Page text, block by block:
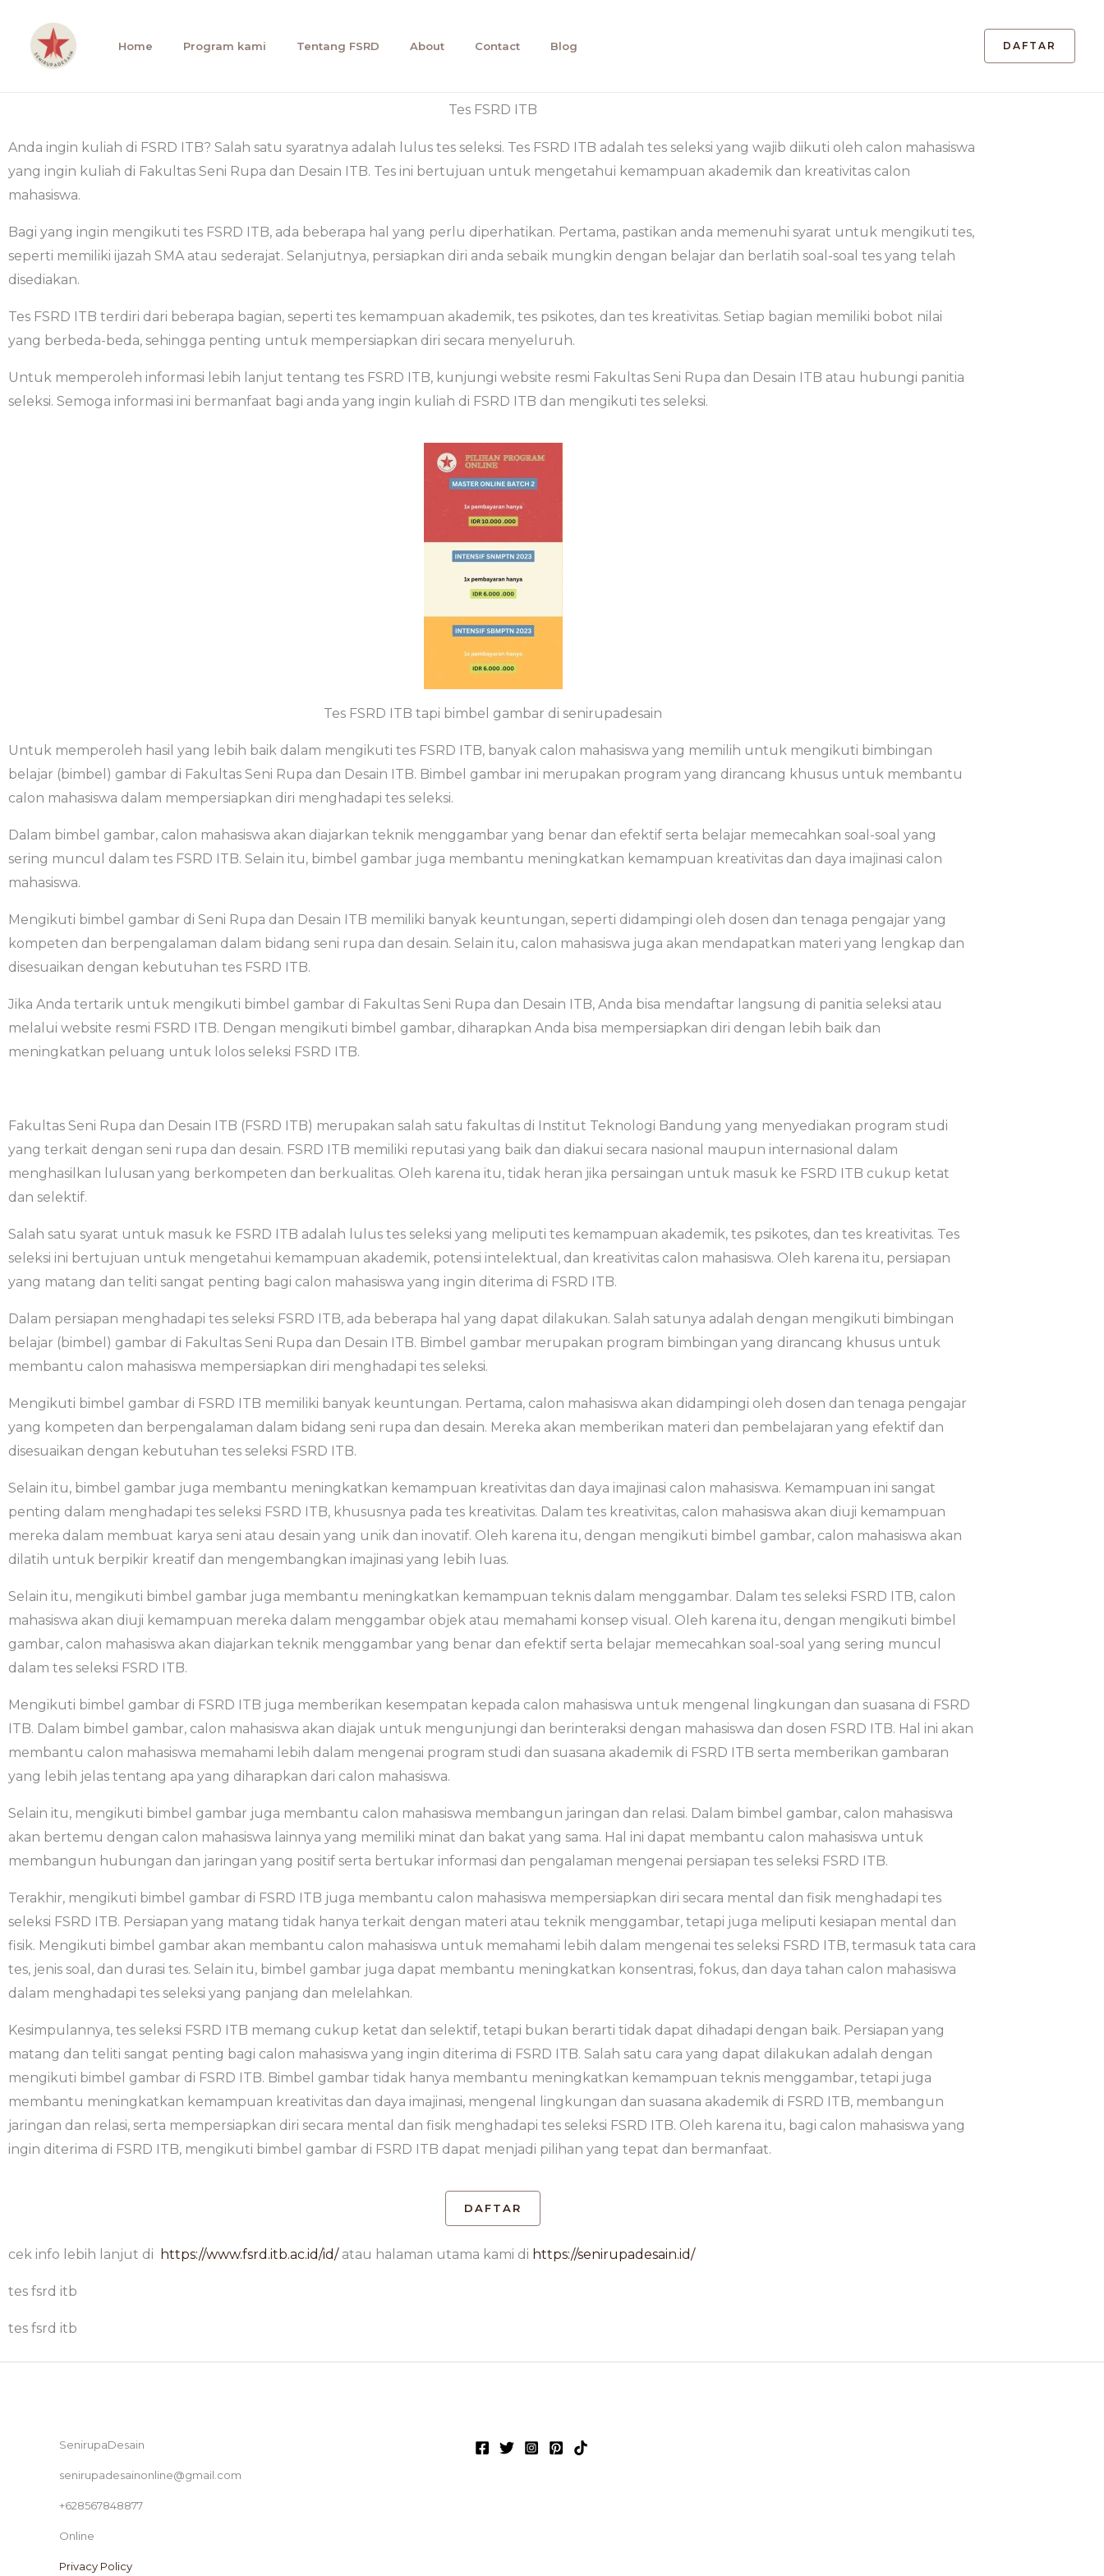
content
Home Program kami Tentang FSRD About Contact Blog DAFTAR
Tes FSRD ITB
Anda ingin kuliah di FSRD ITB? Salah satu syaratnya adalah lulus tes seleksi. Tes FSRD ITB adalah tes seleksi yang wajib diikuti oleh calon mahasiswa
yang ingin kuliah di Fakultas Seni Rupa dan Desain ITB. Tes ini bertujuan untuk mengetahui kemampuan akademik dan kreativitas calon
mahasiswa.
Bagi yang ingin mengikuti tes FSRD ITB, ada beberapa hal yang perlu diperhatikan. Pertama, pastikan anda memenuhi syarat untuk mengikuti tes,
seperti memiliki ijazah SMA atau sederajat. Selanjutnya, persiapkan diri anda sebaik mungkin dengan belajar dan berlatih soal-soal tes yang telah
disediakan.
Tes FSRD ITB terdiri dari beberapa bagian, seperti tes kemampuan akademik, tes psikotes, dan tes kreativitas. Setiap bagian memiliki bobot nilai
yang berbeda-beda, sehingga penting untuk mempersiapkan diri secara menyeluruh.
Untuk memperoleh informasi lebih lanjut tentang tes FSRD ITB, kunjungi website resmi Fakultas Seni Rupa dan Desain ITB atau hubungi panitia
seleksi. Semoga informasi ini bermanfaat bagi anda yang ingin kuliah di FSRD ITB dan mengikuti tes seleksi.
Tes FSRD ITB tapi bimbel gambar di senirupadesain
Untuk memperoleh hasil yang lebih baik dalam mengikuti tes FSRD ITB, banyak calon mahasiswa yang memilih untuk mengikuti bimbingan
belajar (bimbel) gambar di Fakultas Seni Rupa dan Desain ITB. Bimbel gambar ini merupakan program yang dirancang khusus untuk membantu
calon mahasiswa dalam mempersiapkan diri menghadapi tes seleksi.
Dalam bimbel gambar, calon mahasiswa akan diajarkan teknik menggambar yang benar dan efektif serta belajar memecahkan soal-soal yang
sering muncul dalam tes FSRD ITB. Selain itu, bimbel gambar juga membantu meningkatkan kemampuan kreativitas dan daya imajinasi calon
mahasiswa.
Mengikuti bimbel gambar di Seni Rupa dan Desain ITB memiliki banyak keuntungan, seperti didampingi oleh dosen dan tenaga pengajar yang
kompeten dan berpengalaman dalam bidang seni rupa dan desain. Selain itu, calon mahasiswa juga akan mendapatkan materi yang lengkap dan
disesuaikan dengan kebutuhan tes FSRD ITB.
Jika Anda tertarik untuk mengikuti bimbel gambar di Fakultas Seni Rupa dan Desain ITB, Anda bisa mendaftar langsung di panitia seleksi atau
melalui website resmi FSRD ITB. Dengan mengikuti bimbel gambar, diharapkan Anda bisa mempersiapkan diri dengan lebih baik dan
meningkatkan peluang untuk lolos seleksi FSRD ITB.
Fakultas Seni Rupa dan Desain ITB (FSRD ITB) merupakan salah satu fakultas di Institut Teknologi Bandung yang menyediakan program studi
yang terkait dengan seni rupa dan desain. FSRD ITB memiliki reputasi yang baik dan diakui secara nasional maupun internasional dalam
menghasilkan lulusan yang berkompeten dan berkualitas. Oleh karena itu, tidak heran jika persaingan untuk masuk ke FSRD ITB cukup ketat
dan selektif.
Salah satu syarat untuk masuk ke FSRD ITB adalah lulus tes seleksi yang meliputi tes kemampuan akademik, tes psikotes, dan tes kreativitas. Tes
seleksi ini bertujuan untuk mengetahui kemampuan akademik, potensi intelektual, dan kreativitas calon mahasiswa. Oleh karena itu, persiapan
yang matang dan teliti sangat penting bagi calon mahasiswa yang ingin diterima di FSRD ITB.
Dalam persiapan menghadapi tes seleksi FSRD ITB, ada beberapa hal yang dapat dilakukan. Salah satunya adalah dengan mengikuti bimbingan
belajar (bimbel) gambar di Fakultas Seni Rupa dan Desain ITB. Bimbel gambar merupakan program bimbingan yang dirancang khusus untuk
membantu calon mahasiswa mempersiapkan diri menghadapi tes seleksi.
Mengikuti bimbel gambar di FSRD ITB memiliki banyak keuntungan. Pertama, calon mahasiswa akan didampingi oleh dosen dan tenaga pengajar
yang kompeten dan berpengalaman dalam bidang seni rupa dan desain. Mereka akan memberikan materi dan pembelajaran yang efektif dan
disesuaikan dengan kebutuhan tes seleksi FSRD ITB.
Selain itu, bimbel gambar juga membantu meningkatkan kemampuan kreativitas dan daya imajinasi calon mahasiswa. Kemampuan ini sangat
penting dalam menghadapi tes seleksi FSRD ITB, khususnya pada tes kreativitas. Dalam tes kreativitas, calon mahasiswa akan diuji kemampuan
mereka dalam membuat karya seni atau desain yang unik dan inovatif. Oleh karena itu, dengan mengikuti bimbel gambar, calon mahasiswa akan
dilatih untuk berpikir kreatif dan mengembangkan imajinasi yang lebih luas.
Selain itu, mengikuti bimbel gambar juga membantu meningkatkan kemampuan teknis dalam menggambar. Dalam tes seleksi FSRD ITB, calon
mahasiswa akan diuji kemampuan mereka dalam menggambar objek atau memahami konsep visual. Oleh karena itu, dengan mengikuti bimbel
gambar, calon mahasiswa akan diajarkan teknik menggambar yang benar dan efektif serta belajar memecahkan soal-soal yang sering muncul
dalam tes seleksi FSRD ITB.
Mengikuti bimbel gambar di FSRD ITB juga memberikan kesempatan kepada calon mahasiswa untuk mengenal lingkungan dan suasana di FSRD
ITB. Dalam bimbel gambar, calon mahasiswa akan diajak untuk mengunjungi dan berinteraksi dengan mahasiswa dan dosen FSRD ITB. Hal ini akan
membantu calon mahasiswa memahami lebih dalam mengenai program studi dan suasana akademik di FSRD ITB serta memberikan gambaran
yang lebih jelas tentang apa yang diharapkan dari calon mahasiswa.
Selain itu, mengikuti bimbel gambar juga membantu calon mahasiswa membangun jaringan dan relasi. Dalam bimbel gambar, calon mahasiswa
akan bertemu dengan calon mahasiswa lainnya yang memiliki minat dan bakat yang sama. Hal ini dapat membantu calon mahasiswa untuk
membangun hubungan dan jaringan yang positif serta bertukar informasi dan pengalaman mengenai persiapan tes seleksi FSRD ITB.
Terakhir, mengikuti bimbel gambar di FSRD ITB juga membantu calon mahasiswa mempersiapkan diri secara mental dan fisik menghadapi tes
seleksi FSRD ITB. Persiapan yang matang tidak hanya terkait dengan materi atau teknik menggambar, tetapi juga meliputi kesiapan mental dan
fisik. Mengikuti bimbel gambar akan membantu calon mahasiswa untuk memahami lebih dalam mengenai tes seleksi FSRD ITB, termasuk tata cara
tes, jenis soal, dan durasi tes. Selain itu, bimbel gambar juga dapat membantu meningkatkan konsentrasi, fokus, dan daya tahan calon mahasiswa
dalam menghadapi tes seleksi yang panjang dan melelahkan.
Kesimpulannya, tes seleksi FSRD ITB memang cukup ketat dan selektif, tetapi bukan berarti tidak dapat dihadapi dengan baik. Persiapan yang
matang dan teliti sangat penting bagi calon mahasiswa yang ingin diterima di FSRD ITB. Salah satu cara yang dapat dilakukan adalah dengan
mengikuti bimbel gambar di FSRD ITB. Bimbel gambar tidak hanya membantu meningkatkan kemampuan teknis menggambar, tetapi juga
membantu meningkatkan kemampuan kreativitas dan daya imajinasi, mengenal lingkungan dan suasana akademik di FSRD ITB, membangun
jaringan dan relasi, serta mempersiapkan diri secara mental dan fisik menghadapi tes seleksi FSRD ITB. Oleh karena itu, bagi calon mahasiswa yang
ingin diterima di FSRD ITB, mengikuti bimbel gambar di FSRD ITB dapat menjadi pilihan yang tepat dan bermanfaat.
DAFTAR
cek info lebih lanjut di https://www.fsrd.itb.ac.id/id/atau halaman utama kami di https://senirupadesain.id/
tes fsrd itb
tes fsrd itb
SenirupaDesain
senirupadesainonline@gmail.com
+628567848877
Online
Privacy Policy